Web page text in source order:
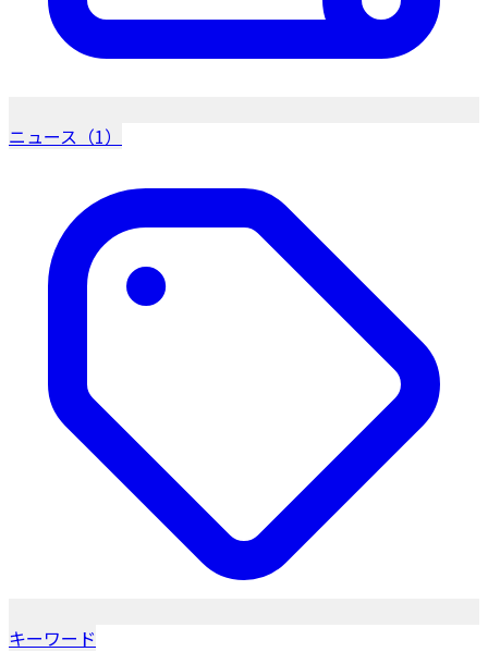
ニュース（1）
キーワード